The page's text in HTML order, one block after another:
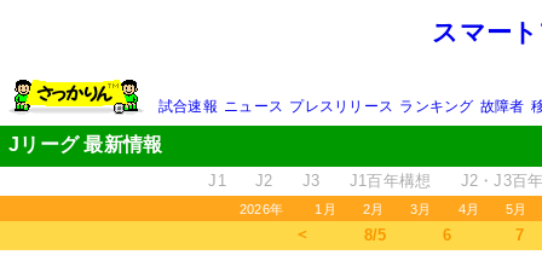
スマー
試合速報 ニュース プレスリリース ランキング 故障者
Jリーグ 最新情報
J1 J2 J3 J1百年構想 J2・J3百
2026年 1月 2月 3月 4月 5月
＜ 8/5 6 7